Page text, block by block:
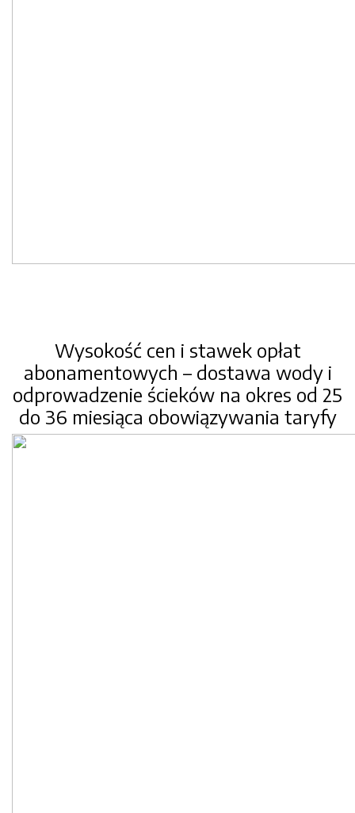
Wysokość cen i stawek opłat
abonamentowych – dostawa wody i
odprowadzenie ścieków na okres od 25
do 36 miesiąca obowiązywania taryfy